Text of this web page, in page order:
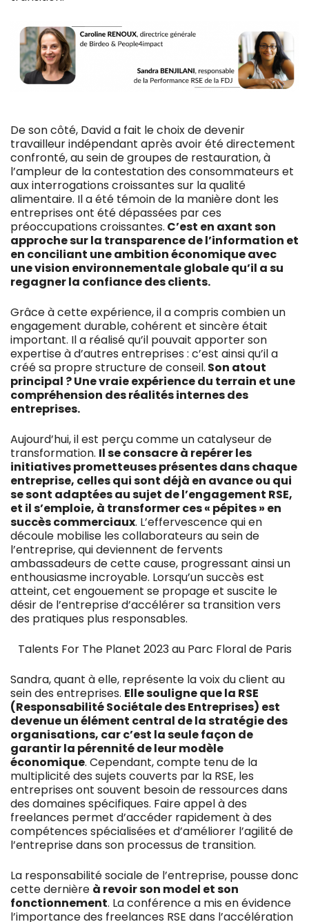
De son côté, David a fait le choix de devenir
travailleur indépendant après avoir été directement
confronté, au sein de groupes de restauration, à
l’ampleur de la contestation des consommateurs et
aux interrogations croissantes sur la qualité
alimentaire. Il a été témoin de la manière dont les
entreprises ont été dépassées par ces
préoccupations croissantes. C’est en axant son
approche sur la transparence de l’information et
en conciliant une ambition économique avec
une vision environnementale globale qu’il a su
regagner la confiance des clients.
Grâce à cette expérience, il a compris combien un
engagement durable, cohérent et sincère était
important. Il a réalisé qu’il pouvait apporter son
expertise à d’autres entreprises : c’est ainsi qu’il a
créé sa propre structure de conseil. Son atout
principal ? Une vraie expérience du terrain et une
compréhension des réalités internes des
entreprises.
Aujourd’hui, il est perçu comme un catalyseur de
transformation. Il se consacre à repérer les
initiatives prometteuses présentes dans chaque
entreprise, celles qui sont déjà en avance ou qui
se sont adaptées au sujet de l’engagement RSE,
et il s’emploie, à transformer ces « pépites » en
succès commerciaux. L’effervescence qui en
découle mobilise les collaborateurs au sein de
l’entreprise, qui deviennent de fervents
ambassadeurs de cette cause, progressant ainsi un
enthousiasme incroyable. Lorsqu’un succès est
atteint, cet engouement se propage et suscite le
désir de l’entreprise d’accélérer sa transition vers
des pratiques plus responsables.
Talents For The Planet 2023 au Parc Floral de Paris
Sandra, quant à elle, représente la voix du client au
sein des entreprises. Elle souligne que la RSE
(Responsabilité Sociétale des Entreprises) est
devenue un élément central de la stratégie des
organisations, car c’est la seule façon de
garantir la pérennité de leur modèle
économique. Cependant, compte tenu de la
multiplicité des sujets couverts par la RSE, les
entreprises ont souvent besoin de ressources dans
des domaines spécifiques. Faire appel à des
freelances permet d’accéder rapidement à des
compétences spécialisées et d’améliorer l’agilité de
l’entreprise dans son processus de transition.
La responsabilité sociale de l’entreprise, pousse donc
cette dernière à revoir son model et son
fonctionnement. La conférence a mis en évidence
l’importance des freelances RSE dans l’accélération